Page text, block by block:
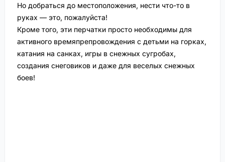
Но добраться до местоположения, нести что-то в
руках — это, пожалуйста!
Кроме того, эти перчатки просто необходимы для
активного времяпрепровождения с детьми на горках,
катания на санках, игры в снежных сугробах,
создания снеговиков и даже для веселых снежных
боев!